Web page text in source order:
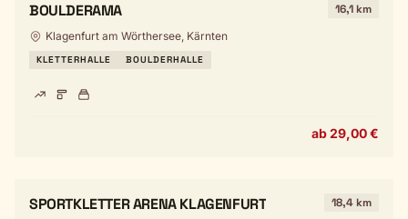
BOULDERAMA 16,1 km
Klagenfurt am Wörthersee, Kärnten
KLETTERHALLE BOULDERHALLE
ab 29,00 €
SPORTKLETTER ARENA KLAGENFURT 18,4 km